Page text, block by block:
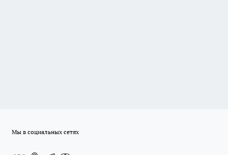
Мы в социальных сетях